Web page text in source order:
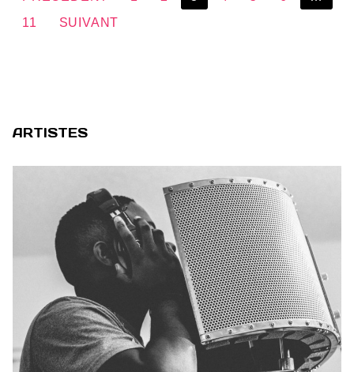
des
11
SUIVANT
ARTISTES